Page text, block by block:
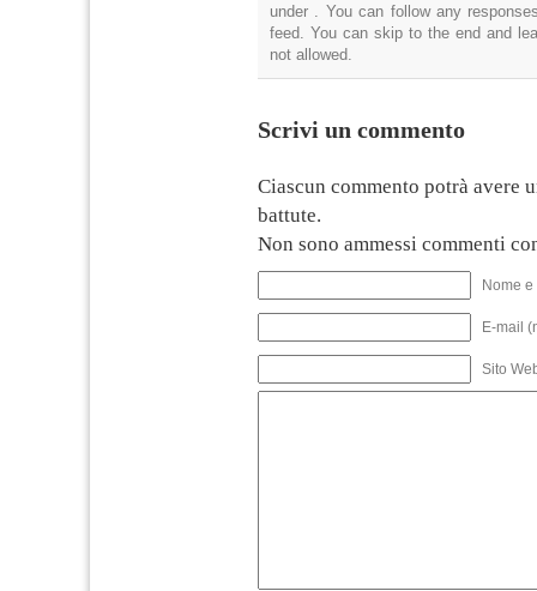
under . You can follow any
feed. You can skip to the end and
not allowed.
Scrivi un commento
Ciascun commento potrà avere
battute.
Non sono ammessi commenti
Nome
E-mail
Sito